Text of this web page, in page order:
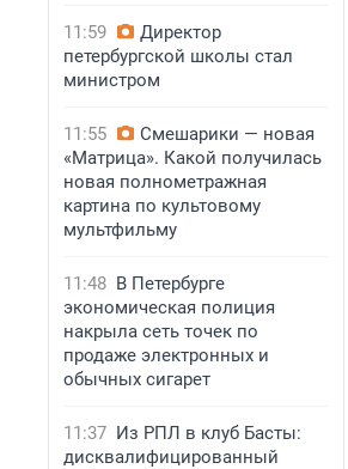
11:59
Директор
петербургской школы стал
министром
11:55
Смешарики — новая
«Матрица». Какой получилась
новая полнометражная
картина по культовому
мультфильму
11:48 В Петербурге
экономическая полиция
накрыла сеть точек по
продаже электронных и
обычных сигарет
11:37 Из РПЛ в клуб Басты:
дисквалифицированный